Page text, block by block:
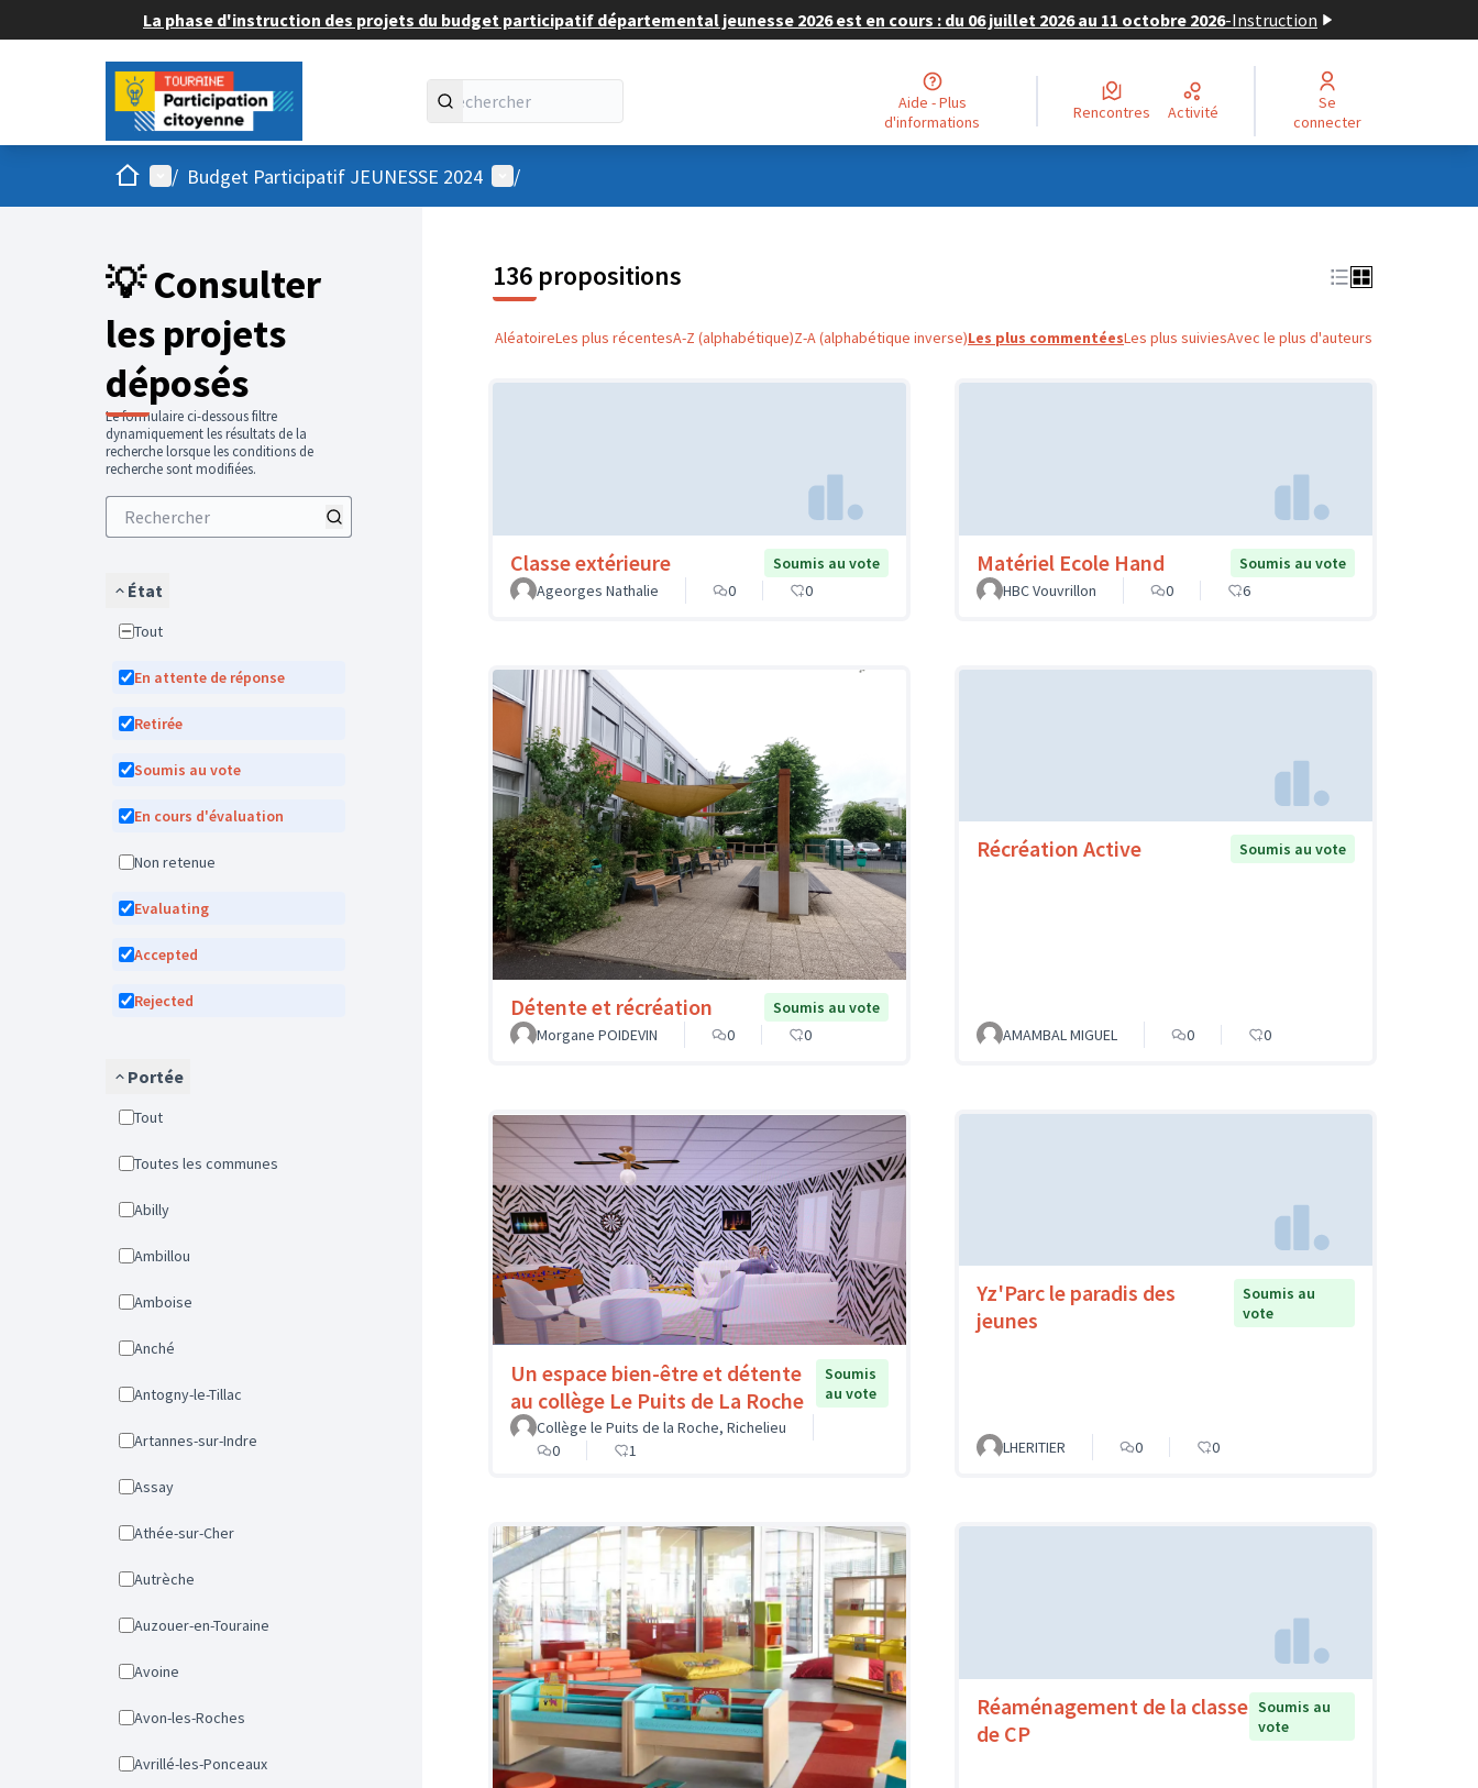
La phase d'instruction des projets du budget participatif départemental jeunesse 2026 est en cours : du 06 juillet 2026 au 11 octobre 2026-Instruction
Aide - Plus
d'informations
Rencontres Activité
Se
connecter
AccueilMenu principal
/ Budget Participatif JEUNESSE 2024 Menu utilisateur
/
💡 Consulter
les projets
déposés
Le formulaire ci-dessous filtre
dynamiquement les résultats de la
recherche lorsque les conditions de
recherche sont modifiées.
État
Tout
En attente de réponse
Retirée
Soumis au vote
En cours d'évaluation
Non retenue
Evaluating
Accepted
Rejected
Portée
Tout
Toutes les communes
Abilly
Ambillou
Amboise
Anché
Antogny-le-Tillac
Artannes-sur-Indre
Assay
Athée-sur-Cher
Autrèche
Auzouer-en-Touraine
Avoine
Avon-les-Roches
Avrillé-les-Ponceaux
136 propositions
AléatoireLes plus récentesA-Z (alphabétique)Z-A (alphabétique inverse)Les plus commentéesLes plus suiviesAvec le plus d'auteurs
Classe extérieure
Soumis au vote
Ageorges Nathalie
0 0
Matériel Ecole Hand
Soumis au vote
HBC Vouvrillon
0 6
Détente et récréation
Soumis au vote
Morgane POIDEVIN
0 0
Récréation Active Soumis au vote
AMAMBAL MIGUEL 0 0
Un espace bien-être et détente
au collège Le Puits de La Roche
Soumis
au vote
Collège le Puits de la Roche, Richelieu
0
1
Yz'Parc le paradis des
jeunes
Soumis au
vote
LHERITIER 0 0
Réaménagement de la classe
de CP
Soumis au
vote